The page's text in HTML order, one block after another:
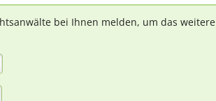
bei Ihnen melden, um das weitere